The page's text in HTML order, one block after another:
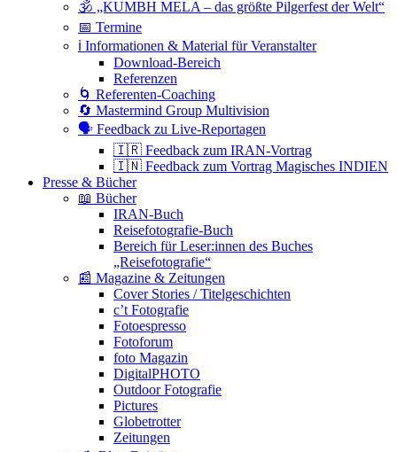
🕉 „KUMBH MELA – das größte Pilgerfest der Welt“
📅 Termine
ℹ️ Informationen & Material für Veranstalter
Download-Bereich
Referenzen
🌀 Referenten-Coaching
🔄 Mastermind Group Multivision
🗣 Feedback zu Live-Reportagen
🇮🇷 Feedback zum IRAN-Vortrag
🇮🇳 Feedback zum Vortrag Magisches INDIEN
Presse & Bücher
📖 Bücher
IRAN-Buch
Reisefotografie-Buch
Bereich für Leser:innen des Buches
„Reisefotografie“
📰 Magazine & Zeitungen
Cover Stories / Titelgeschichten
c’t Fotografie
Fotoespresso
Fotoforum
foto Magazin
DigitalPHOTO
Outdoor Fotografie
Pictures
Globetrotter
Zeitungen